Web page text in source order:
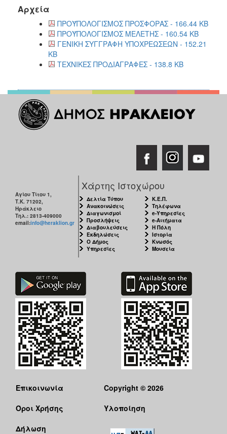
Αρχεία
ΠΡΟΫΠΟΛΟΓΙΣΜΟΣ ΠΡΟΣΦΟΡΑΣ - 166.44 KB
ΠΡΟΫΠΟΛΟΓΙΣΜΟΣ ΜΕΛΕΤΗΣ - 160.54 KB
ΓΕΝΙΚΗ ΣΥΓΓΡΑΦΗ ΥΠΟΧΡΕΩΣΕΩΝ - 152.21
KB
ΤΕΧΝΙΚΕΣ ΠΡΟΔΙΑΓΡΑΦΕΣ - 138.8 KB
Αγίου Τίτου 1,
Τ.Κ. 71202,
Ηράκλειο
Τηλ.: 2813-409000
email:info@heraklion.gr
Χάρτης Ιστοχώρου
Δελτία Τύπου
Ανακοινώσεις
Διαγωνισμοί
Προσλήψεις
Διαβουλεύσεις
Εκδηλώσεις
Ο Δήμος
Υπηρεσίες
Κ.Ε.Π.
Τηλέφωνα
e-Υπηρεσίες
e-Αιτήματα
Η Πόλη
Ιστορία
Κνωσός
Μουσεία
Επικοινωνία
Όροι Χρήσης
Δήλωση
Copyright © 2026
Υλοποίηση